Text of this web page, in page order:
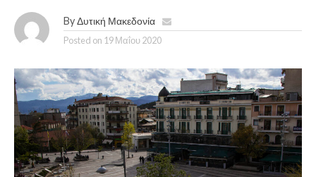
By Δυτική Μακεδονία
Posted on 19 Μαΐου 2020